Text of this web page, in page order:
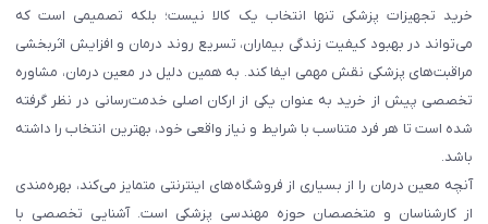
خرید تجهیزات پزشکی تنها انتخاب یک کالا نیست؛ بلکه تصمیمی است که
می‌تواند در بهبود کیفیت زندگی بیماران، تسریع روند درمان و افزایش اثربخشی
مراقبت‌های پزشکی نقش مهمی ایفا کند. به همین دلیل در معین درمان، مشاوره
تخصصی پیش از خرید به عنوان یکی از ارکان اصلی خدمت‌رسانی در نظر گرفته
شده است تا هر فرد متناسب با شرایط و نیاز واقعی خود، بهترین انتخاب را داشته
باشد.
آنچه معین درمان را از بسیاری از فروشگاه‌های اینترنتی متمایز می‌کند، بهره‌مندی
از کارشناسان و متخصصان حوزه مهندسی پزشکی است. آشنایی تخصصی با